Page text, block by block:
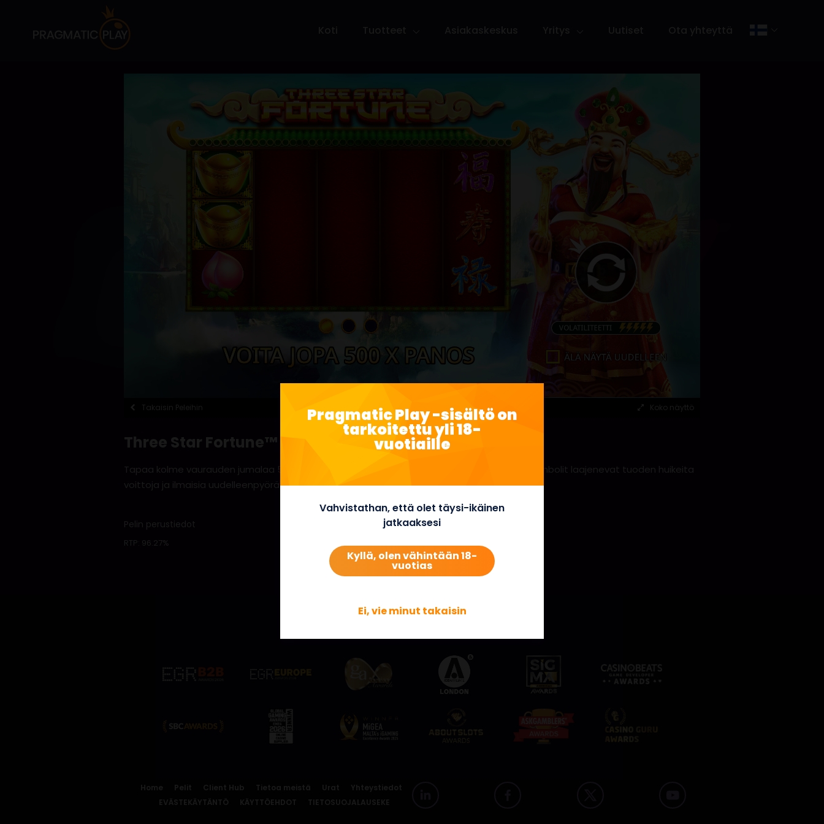
Takaisin Peleihin Koko näyttö
Three Star Fortune™
Tapaa kolme vaurauden jumalaa 5×3-kokoisessa pelissä Three Stars Fortune. Kaikki wild-symbolit laajenevat tuoden huikeita
voittoja ja ilmaisia uudelleenpyöräytyksiä!
Pelin perustiedot
RTP: 96.27%
Home Pelit Client Hub Tietoa meistä Urat
Yhteystiedot
EVÄSTEKÄYTÄNTÖ
KÄYTTÖEHDOT TIETOSUOJALAUSEKE
Pragmatic Play -sisältö on
tarkoitettu yli 18-
vuotiaille
Vahvistathan, että olet täysi-ikäinen
jatkaaksesi
Kyllä, olen vähintään 18-
vuotias
Ei, vie minut takaisin